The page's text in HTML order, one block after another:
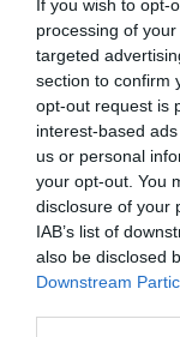
If you wish to
processing of
targeted
section to confirm
opt-out request is
interest-based
us or personal
your opt-out. You
disclosure of your
IAB’s list of
also be disclosed
Downstream
LETTRES DES
VOTE EN
Dimanche
25/10/2015, 10:59 pm